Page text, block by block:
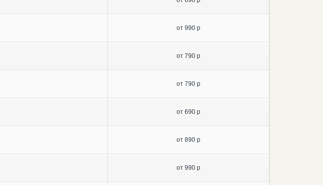
от 990 р
от 790 р
от 790 р
от 690 р
от 890 р
от 990 р